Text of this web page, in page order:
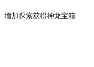
增加探索获得神龙宝箱